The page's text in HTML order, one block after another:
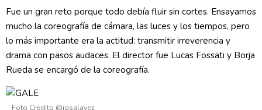
Fue un gran reto porque todo debía fluir sin cortes. Ensayamos
mucho la coreografía de cámara, las luces y los tiempos, pero
lo más importante era la actitud: transmitir irreverencia y
drama con pasos audaces. El director fue Lucas Fossati y Borja
Rueda se encargó de la coreografía.
Foto Credito @josalavez